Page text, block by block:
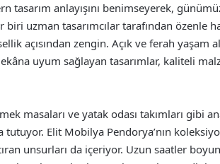
tasarım anlayışını benimseyerek,
uzman tasarımcılar tarafından özenle
açısından zengin. Açık ve ferah yaşam
uyum sağlayan tasarımlar, kaliteli
masaları ve yatak odası takımları gibi
Elit Mobilya Pendorya’nın
unsurları da içeriyor. Uzun saatler